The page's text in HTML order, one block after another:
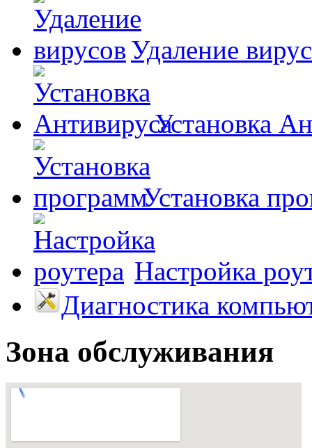
Удаление
Установка
Установка
Настройка
Диагностика
Зона обслуживания